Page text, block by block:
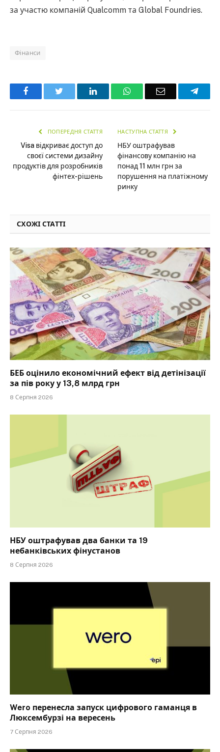
за участю компаній Qualcomm та Global Foundries.
Фінанси
Facebook LinkedInWhatsAppEmail
ПОПЕРЕДНЯ СТАТТЯ
Visa відкриває доступ до
своєї системи дизайну
продуктів для розробників
фінтех-рішень
НАСТУПНА СТАТТЯ
НБУ оштрафував
фінансову компанію на
понад 11 млн грн за
порушення на платіжному
ринку
СХОЖІ СТАТТІ
БЕБ оцінило економічний ефект від детінізації
за пів року у 13,8 млрд грн
8 Серпня 2026
НБУ оштрафував два банки та 19
небанківських фінустанов
8 Серпня 2026
Wero перенесла запуск цифрового гаманця в
Люксембурзі на вересень
7 Серпня 2026